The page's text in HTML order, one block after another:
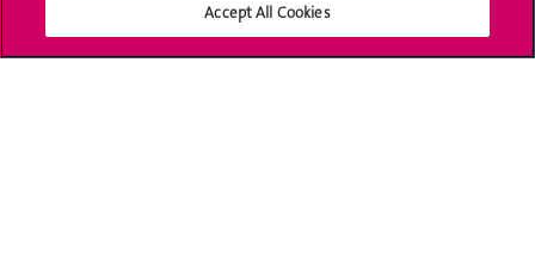
Accept All Cookies